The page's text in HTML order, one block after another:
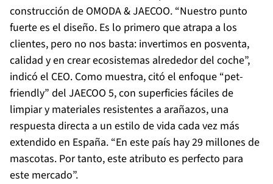
construcción de OMODA & JAECOO. “Nuestro punto
fuerte es el diseño. Es lo primero que atrapa a los
clientes, pero no nos basta: invertimos en posventa,
calidad y en crear ecosistemas alrededor del coche”,
indicó el CEO. Como muestra, citó el enfoque “pet-
friendly” del JAECOO 5, con superficies fáciles de
limpiar y materiales resistentes a arañazos, una
respuesta directa a un estilo de vida cada vez más
extendido en España. “En este país hay 29 millones de
mascotas. Por tanto, este atributo es perfecto para
este mercado”.